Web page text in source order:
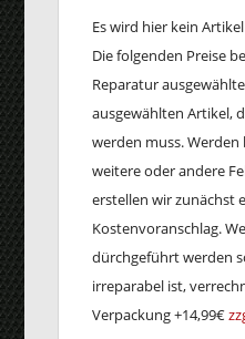
Es wird hier kein
Die folgenden Preise
Reparatur
ausgewählten Artikel,
werden muss.
weitere oder andere
erstellen wir zunächst
Kostenvoranschlag.
dürchgeführt werden
irreparabel ist,
Verpackung +14,99€